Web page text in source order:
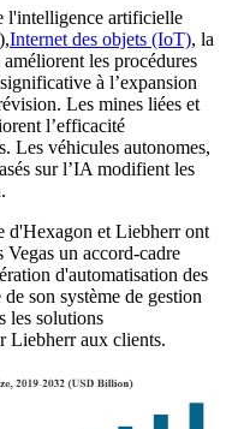
l'intelligence artificielle
Internet des objets (IoT), la
les procédures
à l’expansion
Les mines liées et
l’efficacité
Les véhicules autonomes,
sur l’IA modifient les
d'Hexagon et Liebherr ont
un accord-cadre
d'automatisation des
son système de gestion
les solutions
Liebherr aux clients.